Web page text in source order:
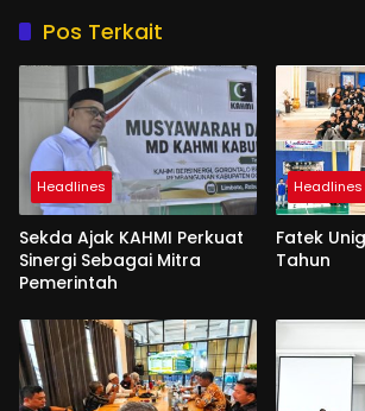
Pos Terkait
Headlines
Sekda Ajak KAHMI Perkuat
Sinergi Sebagai Mitra
Pemerintah
Headlines
Fatek
Tahun